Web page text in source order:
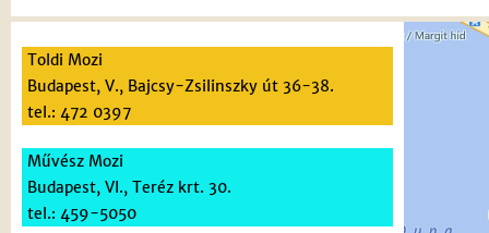
Toldi Mozi
Budapest, V., Bajcsy-Zsilinszky út 36-38.
tel.: 472 0397
Művész Mozi
Budapest, VI., Teréz krt. 30.
tel.: 459-5050